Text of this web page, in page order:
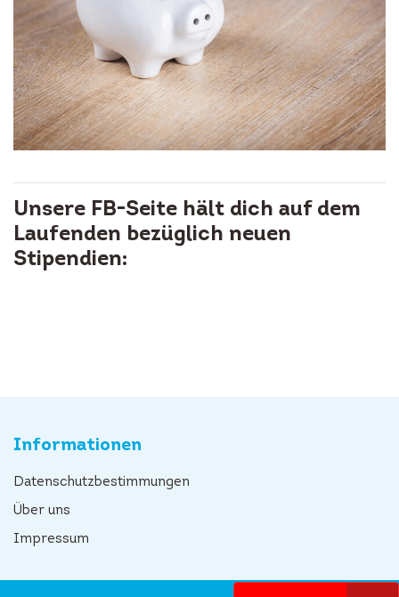
Unsere FB-Seite hält dich auf dem
Laufenden bezüglich neuen
Stipendien:
Informationen
Datenschutzbestimmungen
Über uns
Impressum